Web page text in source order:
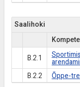
Saalihoki
B.2.1
B.2.2 Õppe-